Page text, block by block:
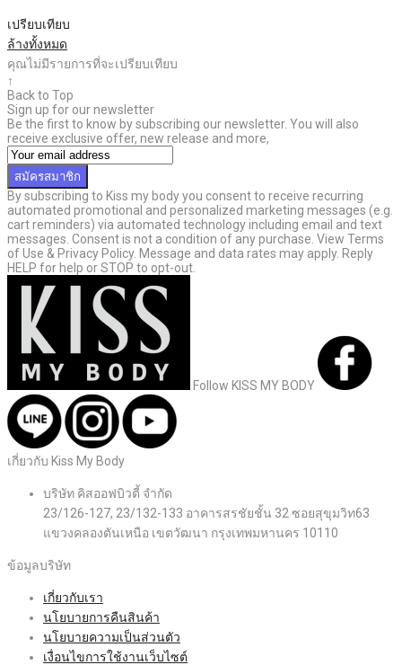
เปรียบเทียบ
ล้างทั้งหมด
คุณไม่มีรายการที่จะเปรียบเทียบ
↑
Back to Top
Sign up for our newsletter
Be the first to know by subscribing our newsletter. You will also
receive exclusive offer, new release and more,
สมัครสมาชิก
By subscribing to Kiss my body you consent to receive recurring
automated promotional and personalized marketing messages (e.g.
cart reminders) via automated technology including email and text
messages. Consent is not a condition of any purchase. View Terms
of Use & Privacy Policy. Message and data rates may apply. Reply
HELP for help or STOP to opt-out.
Follow KISS MY BODY
เกี่ยวกับ Kiss My Body
บริษัท คิสออฟบิวตี้ จำกัด
23/126-127, 23/132-133 อาคารสรชัยชั้น 32 ซอยสุขุมวิท63
แขวงคลองตันเหนือ เขตวัฒนา กรุงเทพมหานคร 10110
ข้อมูลบริษัท
เกี่ยวกับเรา
นโยบายการคืนสินค้า
นโยบายความเป็นส่วนตัว
เงื่อนไขการใช้งานเว็บไซต์